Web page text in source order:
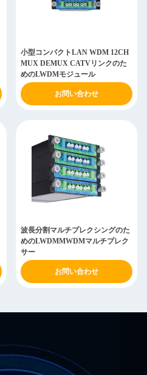
小型コンパクトLAN WDM 12CH
MUX DEMUX CATVリンクのた
めのLWDMモジュール
お問い合わせ
波長分割マルチプレクシングのた
めのLWDMMWDMマルチプレク
サー
お問い合わせ